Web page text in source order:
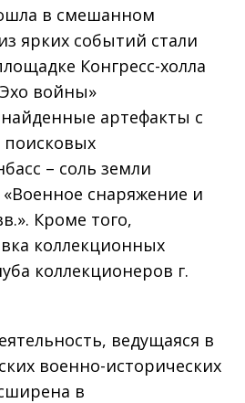
в смешанном
ярких событий стали
Конгресс-холла
войны»
артефакты с
поисковых
– соль земли
«Военное снаряжение и
Кроме того,
коллекционных
коллекционеров г.
ведущаяся в
военно-исторических
в